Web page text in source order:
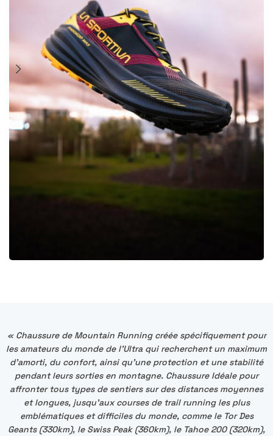
« Chaussure de Mountain Running créée spécifiquement pour
les amateurs du monde de l'Ultra qui recherchent un maximum
d'amorti, du confort, ainsi qu'une protection et une stabilité
pendant leurs sorties en montagne. Chaussure Idéale pour
affronter tous types de sentiers sur des distances moyennes
et longues, jusqu'aux courses de trail running les plus
emblématiques et difficiles du monde, comme le Tor Des
Geants (330km), le Swiss Peak (360km), le Tahoe 200 (320km),